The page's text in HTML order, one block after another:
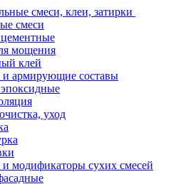
смеси, клеи, затирки
смеси
мощения
клей
и армирующие составы
уход
модификаторы сухих смесей